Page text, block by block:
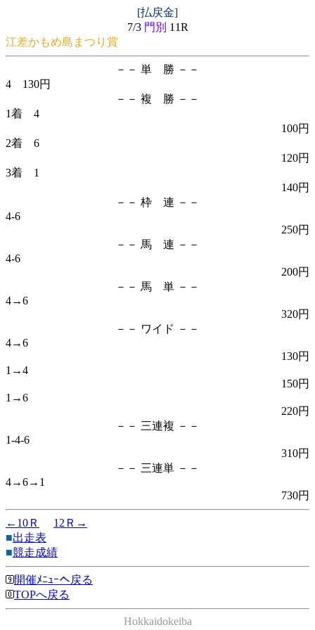
[払戻金]
7/3 門別 11R
江差かもめ島まつり賞
－－ 単 勝 －－
4 130円
－－ 複 勝 －－
1着 4
100円
2着 6
120円
3着 1
140円
－－ 枠 連 －－
4-6
250円
－－ 馬 連 －－
4-6
200円
－－ 馬 単 －－
4→6
320円
－－ ワイド －－
4→6
130円
1→4
150円
1→6
220円
－－ 三連複 －－
1-4-6
310円
－－ 三連単 －－
4→6→1
730円
←10Ｒ
12Ｒ→
■出走表
■競走成績
開催ﾒﾆｭｰへ戻る
TOPへ戻る
Hokkaidokeiba